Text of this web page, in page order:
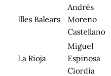
Illes Balears
Andrés
Moreno
Castellano
La Rioja
Miguel
Espinosa
Ciordia